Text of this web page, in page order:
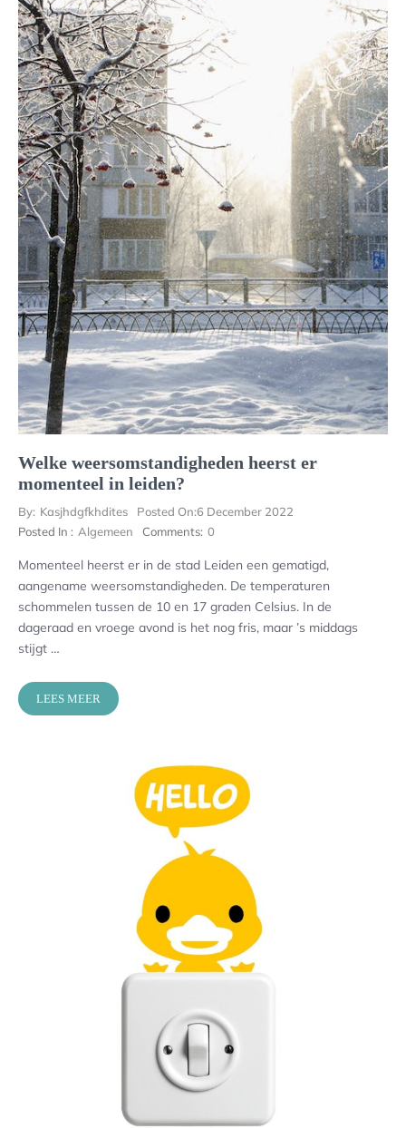
Welke weersomstandigheden heerst er
momenteel in leiden?
By: Kasjhdgfkhdites Posted On:6 December 2022
Posted In : Algemeen Comments: 0
Momenteel heerst er in de stad Leiden een gematigd,
aangename weersomstandigheden. De temperaturen
schommelen tussen de 10 en 17 graden Celsius. In de
dageraad en vroege avond is het nog fris, maar ’s middags
stijgt …
LEES MEER